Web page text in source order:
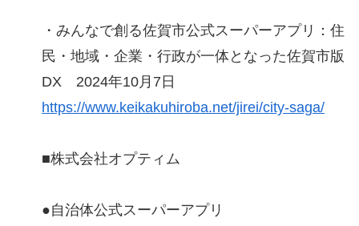
・みんなで創る佐賀市公式スーパーアプリ：住
民・地域・企業・行政が一体となった佐賀市版
DX 2024年10月7日
https://www.keikakuhiroba.net/jirei/city-saga/
■株式会社オプティム
●自治体公式スーパーアプリ